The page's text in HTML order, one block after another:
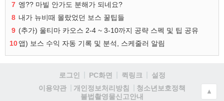
7 엥?? 마빌 안가도 분해가 되네요?
8 내가 뉴비때 몰랐었던 보스 꿀팁들
9 (추가) 울티마 카오스 2-4 ~ 3-10까지 공략 스펙 및 팁 공유
10앱) 보스 수익 자동 기록 및 분석, 스케줄러 알림
로그인 PC화면 퀵링크
설정
이용약관
개인정보처리방침
청소년보호정책
불법촬영물신고안내
▲